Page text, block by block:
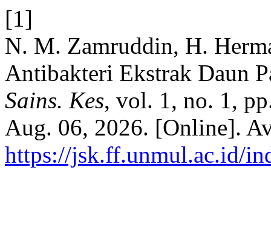
[1]
N. M. Zamruddin, H.
Antibakteri Ekstrak Daun
Sains. Kes, vol. 1, no. 1,
Aug. 06, 2026. [Online].
https://jsk.ff.unmul.ac.id/